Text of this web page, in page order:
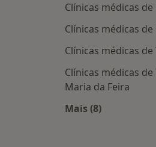
Clínicas médicas
Clínicas médicas
Clínicas médicas
Clínicas médicas
Maria da Feira
Mais (8)